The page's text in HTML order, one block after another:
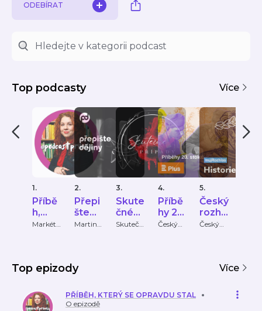
ODEBÍRAT
Top podcasty Více
1.
Příbě
h,
který
stal
Markéta
2.
Přepi
šte
dějiny
Martin
3.
Skute
čné
přípa
Skutečn
4.
Příbě
hy 20.
stolet
Český
5.
Český
rozhla
s -
Český
Top epizody Více
PŘÍBĚH, KTERÝ SE OPRAVDU STAL
O epizodě